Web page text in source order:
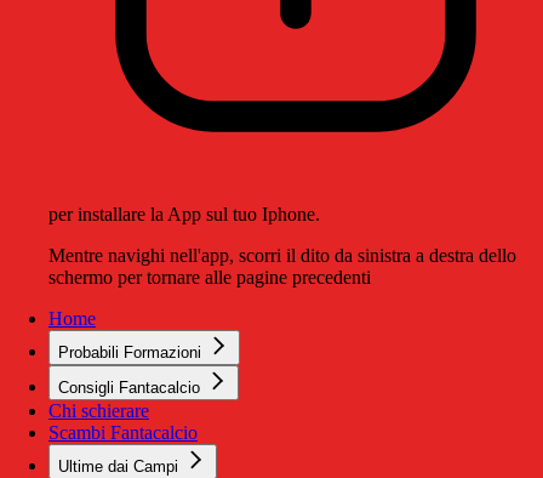
per installare la App sul tuo Iphone.
Mentre navighi nell'app, scorri il dito da sinistra a destra dello
schermo per tornare alle pagine precedenti
Home
Probabili Formazioni
Consigli Fantacalcio
Chi schierare
Scambi Fantacalcio
Ultime dai Campi